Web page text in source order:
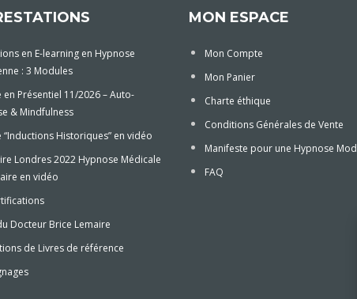
en E-learning en Hypnose
: 3 Modules
en Présentiel 11/2026 – Auto-
& Mindfulness
“Inductions Historiques” en vidéo
Londres 2022 Hypnose Médicale
en vidéo
Docteur Brice Lemaire
de Livres de référence
MON ESPACE
Mon Compte
Mon Panier
Charte éthique
Conditions Générales de Vente
Manifeste pour une Hypnose
FAQ